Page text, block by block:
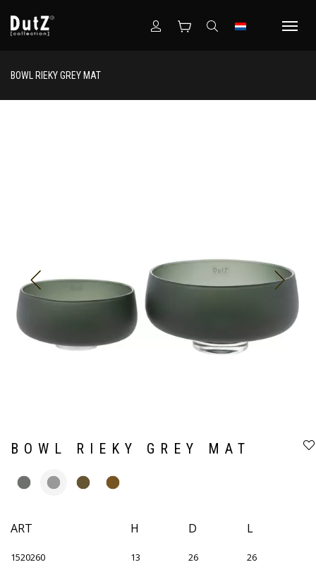
BOWL RIEKY GREY MAT
BOWL RIEKY GREY MAT
ART H D L
1520260 13 26 26